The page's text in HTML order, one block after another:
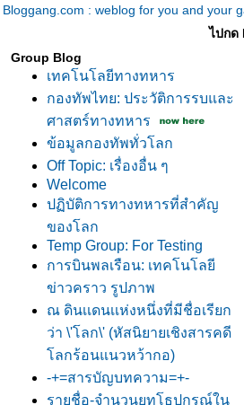
Bloggang.com : weblog for you and your
ไปกด
Group Blog
เทคโนโลยีทางทหาร
กองทัพไทย: ประวัติการรบและ
ศาสตร์ทางทหาร
ข้อมูลกองทัพทั่วโลก
Off Topic: เรื่องอื่น ๆ
Welcome
ปฏิบัติการทางทหารที่สำคัญ
ของโลก
Temp Group: For Testing
การบินพลเรือน: เทคโนโลยี
ข่าวคราว รูปภาพ
ณ ดินเเดนเเห่งหนึ่งที่มีชื่อเรียก
ว่า \'โลก\' (หัสนิยายเชิงสารคดี
ลกร้อนแนวหว้ากอ)
-+=สารบัญบทความ=+-
รายชื่อ-จำนวนยุทโธปกรณ์ใน